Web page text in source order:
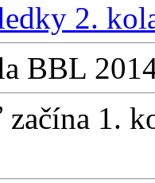
2.
BBL
1.